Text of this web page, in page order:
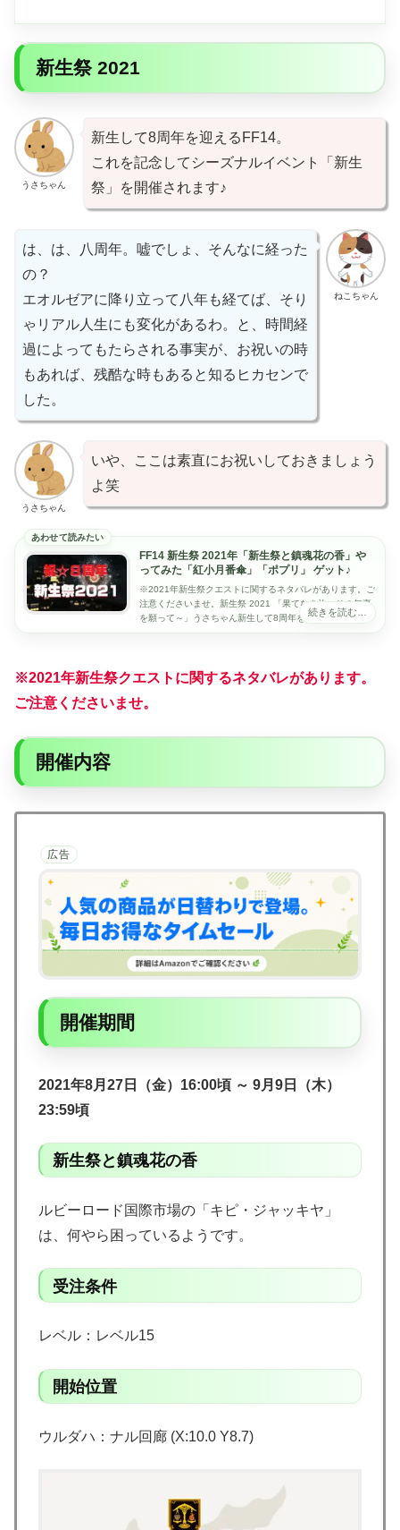
新生祭 2021
うさちゃん
新生して8周年を迎えるFF14。
これを記念してシーズナルイベント「新生
祭」を開催されます♪
ねこちゃん
は、は、八周年。嘘でしょ、そんなに経った
の？
エオルゼアに降り立って八年も経てば、そり
ゃリアル人生にも変化があるわ。と、時間経
過によってもたらされる事実が、お祝いの時
もあれば、残酷な時もあると知るヒカセンで
した。
うさちゃん
いや、ここは素直にお祝いしておきましょう
よ笑
FF14 新生祭 2021年「新生祭と鎮魂花の香」や
ってみた「紅小月番傘」「ポプリ」 ゲット♪
※2021年新生祭クエストに関するネタバレがあります。ご
注意くださいませ。新生祭 2021 「果てなき旅、その無事
を願って～」うさちゃん新生して8周年を迎えるFF14。こ
れを記念してシーズナルイベント...
※2021年新生祭クエストに関するネタバレがあります。
ご注意くださいませ。
開催内容
広告
開催期間
2021年8月27日（金）16:00頃 ～ 9月9日（木）
23:59頃
新生祭と鎮魂花の香
ルビーロード国際市場の「キピ・ジャッキヤ」
は、何やら困っているようです。
受注条件
レベル：レベル15
開始位置
ウルダハ：ナル回廊 (X:10.0 Y8.7)